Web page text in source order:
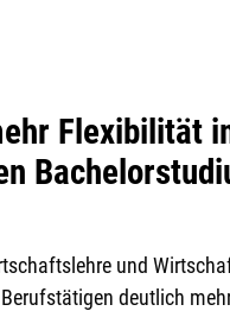
Flexibilität
und
deutlich